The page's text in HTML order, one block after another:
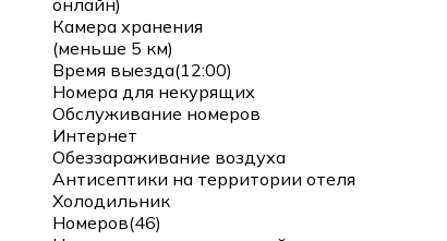
Камера хранения
(меньше 5 км)
Время выезда(12:00)
Номера для некурящих
Обслуживание номеров
Интернет
Обеззараживание воздуха
Антисептики на территории отеля
Холодильник
Номеров(46)